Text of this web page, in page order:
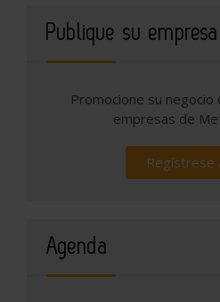
Publique su empresa
Promocione su
empresas de
Regístrese
Agenda